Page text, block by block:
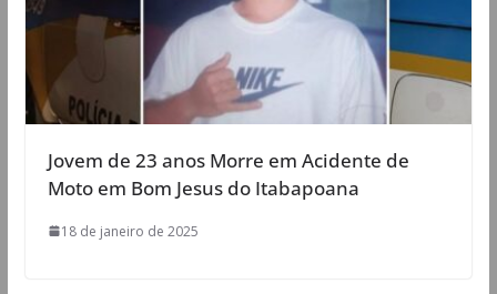
Jovem de 23 anos Morre em Acidente de
Moto em Bom Jesus do Itabapoana
18 de janeiro de 2025